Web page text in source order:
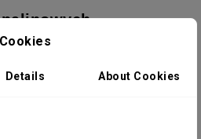
większej pojemności
Możliwość szybkiego
dla długich wycieczek
Cookies
Details About Cookies